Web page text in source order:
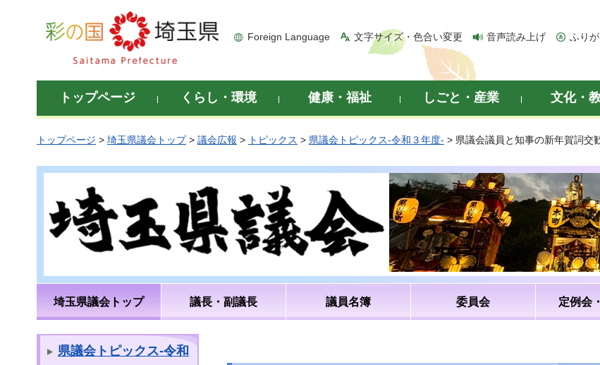
彩の国 埼玉県
Foreign Language 文字サイズ・色合い変更 音声読み上げ ふり
トップページ くらし・環境 健康・福祉 しごと・産業 文化・
トップページ > 埼玉県議会トップ> 議会広報 > トピックス > 県議会トピックス-令和３年度- > 県議会議員と知事の新年賀詞交
埼玉県議会トップ 議長・副議長 議員名簿 委員会 定例会
県議会トピックス-令和